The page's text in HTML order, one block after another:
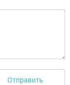
Отправить